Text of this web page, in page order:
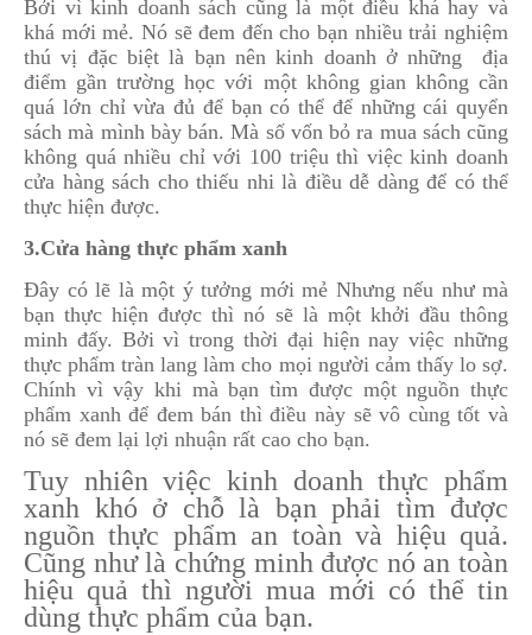
Bởi vì kinh doanh sách cũng là một điều khá hay và
khá mới mẻ. Nó sẽ đem đến cho bạn nhiều trải nghiệm
thú vị đặc biệt là bạn nên kinh doanh ở những địa
điểm gần trường học với một không gian không cần
quá lớn chỉ vừa đủ để bạn có thể để những cái quyển
sách mà mình bày bán. Mà số vốn bỏ ra mua sách cũng
không quá nhiều chỉ với 100 triệu thì việc kinh doanh
cửa hàng sách cho thiếu nhi là điều dễ dàng để có thể
thực hiện được.
3.Cửa hàng thực phẩm xanh
Đây có lẽ là một ý tưởng mới mẻ Nhưng nếu như mà
bạn thực hiện được thì nó sẽ là một khởi đầu thông
minh đấy. Bởi vì trong thời đại hiện nay việc những
thực phẩm tràn lang làm cho mọi người cảm thấy lo sợ.
Chính vì vậy khi mà bạn tìm được một nguồn thực
phẩm xanh để đem bán thì điều này sẽ vô cùng tốt và
nó sẽ đem lại lợi nhuận rất cao cho bạn.
Tuy nhiên việc kinh doanh thực phẩm
xanh khó ở chỗ là bạn phải tìm được
nguồn thực phẩm an toàn và hiệu quả.
Cũng như là chứng minh được nó an toàn
hiệu quả thì người mua mới có thể tin
dùng thực phẩm của bạn.